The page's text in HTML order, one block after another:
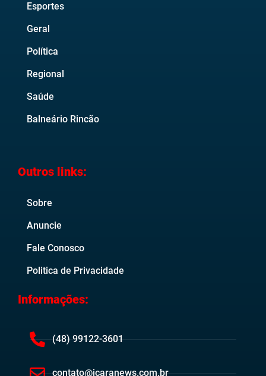
Esportes
Geral
Política
Regional
Saúde
Balneário Rincão
Outros links:
Sobre
Anuncie
Fale Conosco
Politica de Privacidade
Informações:
(48) 99122-3601
contato@icaranews.com.br